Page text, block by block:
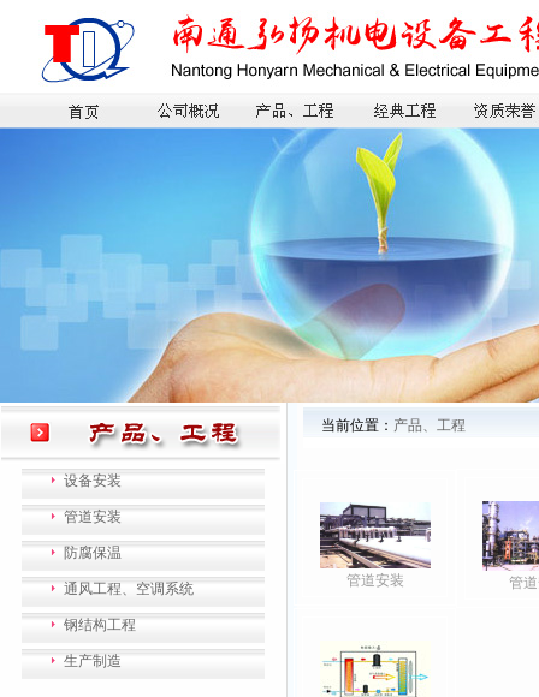
设备安装
管道安装
防腐保温
通风工程、空调系统
钢结构工程
生产制造
当前位置： 产品、工程
管道安装 管